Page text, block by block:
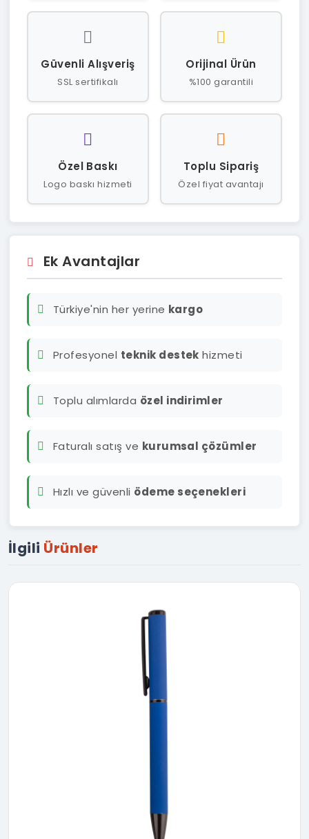
Güvenli Alışveriş
SSL sertifikalı
Orijinal Ürün
%100 garantili
Özel Baskı
Logo baskı hizmeti
Toplu Sipariş
Özel fiyat avantajı
Ek Avantajlar
Türkiye'nin her yerine kargo
Profesyonel teknik destek hizmeti
Toplu alımlarda özel indirimler
Faturalı satış ve kurumsal çözümler
Hızlı ve güvenli ödeme seçenekleri
İlgili Ürünler